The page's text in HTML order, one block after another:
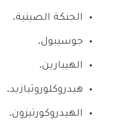
الجنكة الصينية.
جوسيبول.
الهيبارين.
هيدروكلوروثيازيد.
الهيدروكورتيزون.